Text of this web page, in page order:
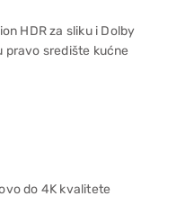
HDR za sliku i Dolby
pravo središte kućne
do 4K kvalitete